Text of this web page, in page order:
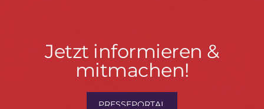
Jetzt
informieren
Jetzt informieren &
mitmachen!
PRESSEPORTAL